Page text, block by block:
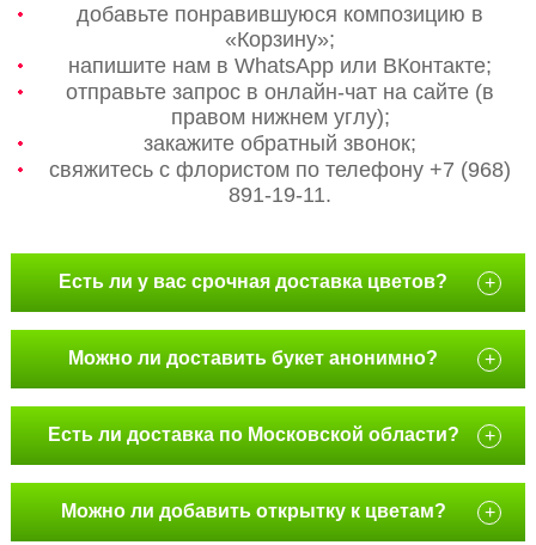
добавьте понравившуюся композицию в
«Корзину»;
напишите нам в WhatsApp или ВКонтакте;
отправьте запрос в онлайн-чат на сайте (в
правом нижнем углу);
закажите обратный звонок;
свяжитесь с флористом по телефону +7 (968)
891-19-11.
Есть ли у вас срочная доставка цветов? +
Можно ли доставить букет анонимно? +
Есть ли доставка по Московской области? +
Можно ли добавить открытку к цветам? +